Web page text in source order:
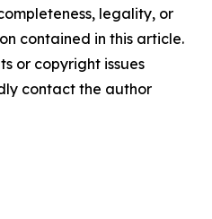
legality, or
contained in this article.
or copyright issues
contact the author